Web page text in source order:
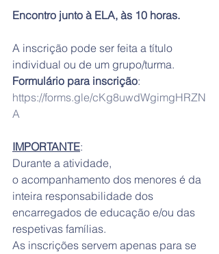
Encontro junto à ELA, às 10 horas.
A inscrição pode ser feita a título
individual ou de um grupo/turma.
Formulário para inscrição:
https://forms.gle/cKg8uwdWgimgHRZN
A
IMPORTANTE:
Durante a atividade,
o acompanhamento dos menores é da
inteira responsabilidade dos
encarregados de educação e/ou das
respetivas famílias.
As inscrições servem apenas para se